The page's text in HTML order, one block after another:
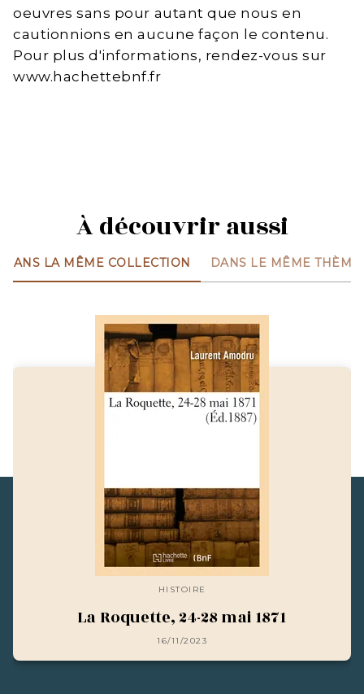
oeuvres sans pour autant que nous en
cautionnions en aucune façon le contenu.
Pour plus d'informations, rendez-vous sur
www.hachettebnf.fr
À découvrir aussi
DANS LA MÊME COLLECTION DANS LE MÊME THÈME
HISTOIRE
La Roquette, 24-28 mai 1871
16/11/2023